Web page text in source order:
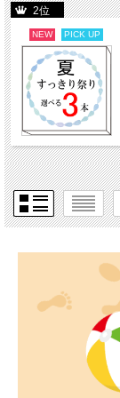
2位
NEW PICK UP